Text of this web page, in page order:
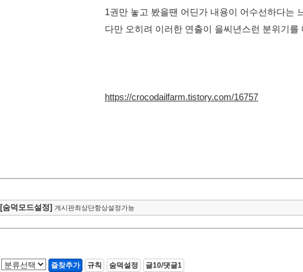
1권만 놓고 봤을땐 어딘가 내용이 어수선하다는
다만 오히려 이러한 연출이 을씨년스런 분위기
https://crocodailfarm.tistory.com/16757
[숨덕모드설정] 게시판최상단항상설정가능
즐찾추가 규칙 숨덕설정 글10/댓글1